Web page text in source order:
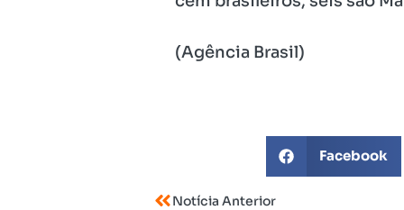
(Agência Brasil)
Facebook
Notícia Anterior